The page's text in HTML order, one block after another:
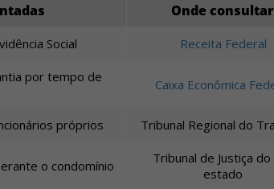
Onde consultar
Social Receita Federal
por tempo de
Caixa Econômica
próprios Tribunal Regional do
o condomínio
Tribunal de Justiça do
estado